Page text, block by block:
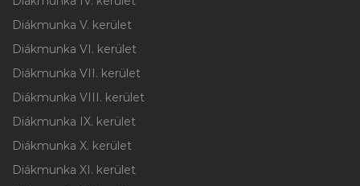
Diákmunka V. kerület
Diákmunka VI. kerület
Diákmunka VII. kerület
Diákmunka VIII. kerület
Diákmunka IX. kerület
Diákmunka X. kerület
Diákmunka XI. kerület